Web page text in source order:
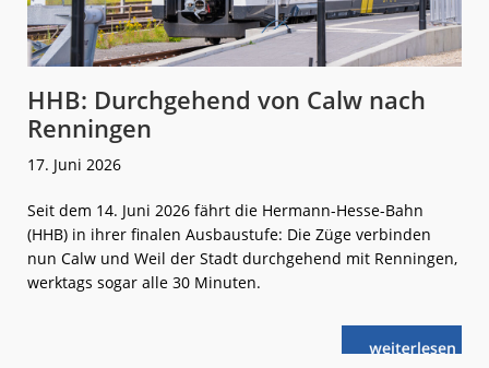
HHB: Durchgehend von Calw nach
Renningen
17. Juni 2026
Seit dem 14. Juni 2026 fährt die Hermann-Hesse-Bahn
(HHB) in ihrer finalen Ausbaustufe: Die Züge verbinden
nun Calw und Weil der Stadt durchgehend mit Renningen,
werktags sogar alle 30 Minuten.
weiterlese
nHHB: